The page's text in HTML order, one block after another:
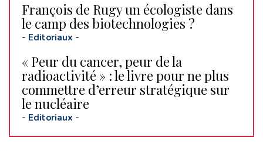
François de Rugy un écologiste dans
le camp des biotechnologies ?
- Editoriaux -
« Peur du cancer, peur de la
radioactivité » : le livre pour ne plus
commettre d’erreur stratégique sur
le nucléaire
- Editoriaux -